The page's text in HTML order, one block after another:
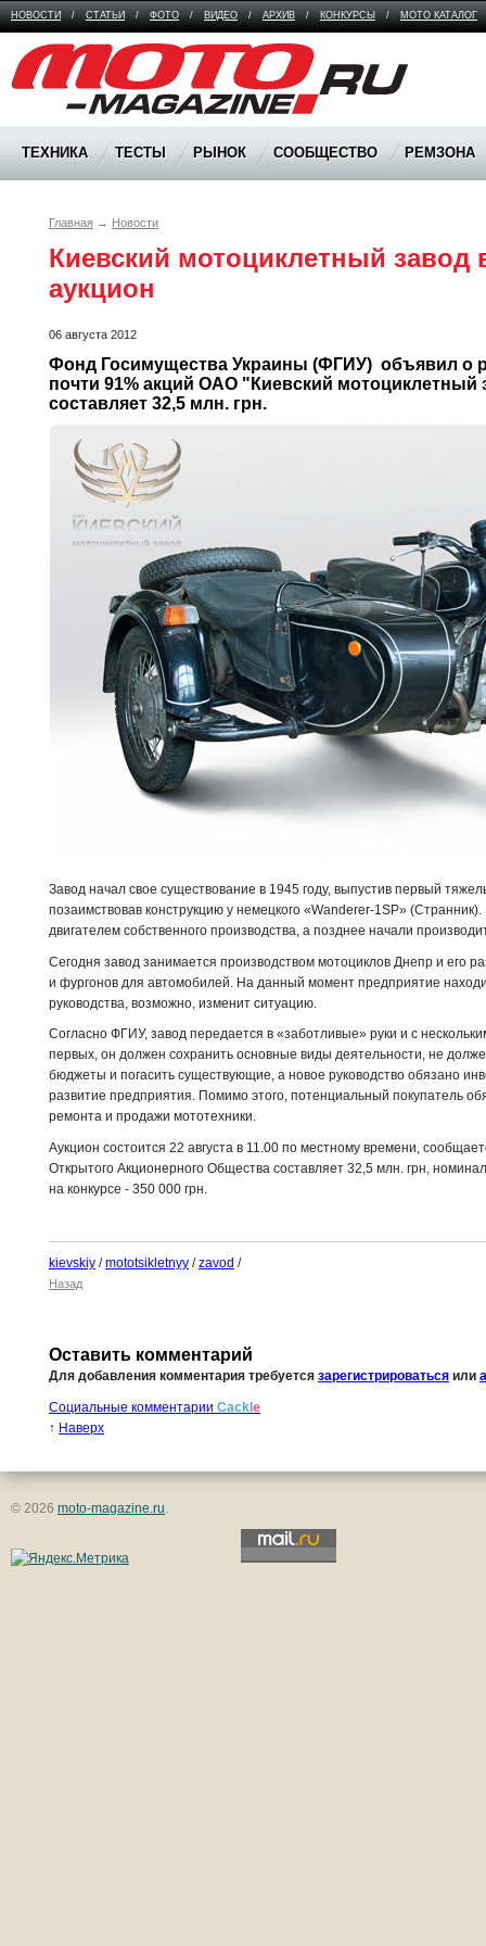
НОВОСТИ / СТАТЬИ / ФОТО / ВИДЕО / АРХИВ / КОНКУРСЫ / МОТО КАТАЛОГ
Moto Magazine
ТЕХНИКА ТЕСТЫ РЫНОК СООБЩЕСТВО РЕМЗОНА
Главная → Новости
Киевский мотоциклетный завод
аукцион
06 августа 2012
Фонд Госимущества Украины (ФГИУ)  объявил о
почти 91% акций ОАО "Киевский мотоциклетный
составляет 32,5 млн. грн.
Завод начал свое существование в 1945 году, выпустив первый
позаимствовав конструкцию у немецкого «Wanderer-1SP»
двигателем собственного производства, а позднее начали
Сегодня завод занимается производством мотоциклов Днепр и его
и фургонов для автомобилей. На данный момент предприятие
руководства, возможно, изменит ситуацию.
Согласно ФГИУ, завод передается в «заботливые» руки и с
первых, он должен сохранить основные виды деятельности, не
бюджеты и погасить существующие, а новое руководство обязано
развитие предприятия. Помимо этого, потенциальный покупатель
ремонта и продажи мототехники.
Аукцион состоится 22 августа в 11.00 по местному времени,
Открытого Акционерного Общества составляет 32,5 млн. грн,
на конкурсе - 350 000 грн.
kievskiy /mototsikletnyy /zavod /
Назад
Оставить комментарий
Для добавления комментария требуется зарегистрироваться или
Социальные комментарии Cackle
↑ Наверх
© 2026 moto-magazine.ru